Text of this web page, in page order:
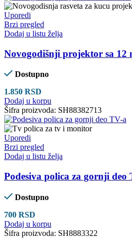
Uporedi
Brzi pregled
Dodaj u listu želja
Novogodišnji projektor sa 12
Dostupno
1.850 RSD
Dodaj u korpu
Šifra proizvoda: SH88382713
Uporedi
Brzi pregled
Dodaj u listu želja
Podesiva polica za gornji deo
Dostupno
700 RSD
Dodaj u korpu
Šifra proizvoda: SH8883322